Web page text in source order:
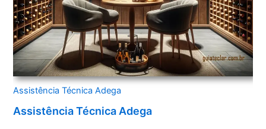
Assistência Técnica Adega
Assistência Técnica Adega